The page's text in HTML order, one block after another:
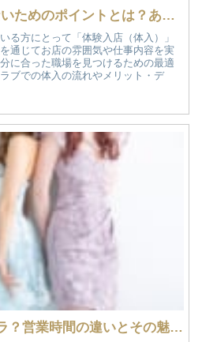
クラブ体入で後悔しないためのポイントとは？あなたに合ったお店を見つける方法！
る方にとって「体験入店（体入）」
通じてお店の雰囲気や仕事内容を実
に合った職場を見つけるための最適
ブでの体入の流れやメリット・デ
スナック or キャバクラ？営業時間の違いとその魅力を解説！